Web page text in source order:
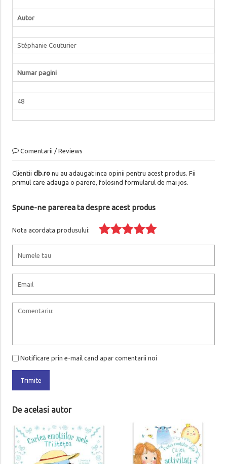
Autor
Stéphanie Couturier
Numar pagini
48
Comentarii / Reviews
Clientii clb.ronu au adaugat inca opinii pentru acest produs. Fii
primul care adauga o parere, folosind formularul de mai jos.
Spune-ne parerea ta despre acest produs
Nota acordata produsului:
Notificare prin e-mail cand apar comentarii noi
Trimite
De acelasi autor